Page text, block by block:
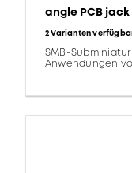
angle PCB
2 Varianten
SMB-
Anwendungen